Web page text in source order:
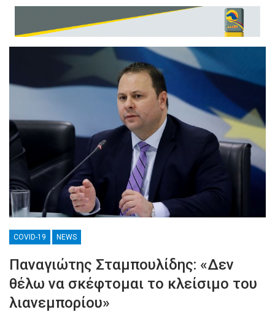
COVID-19 NEWS
Παναγιώτης Σταμπουλίδης: «Δεν
θέλω να σκέφτομαι το κλείσιμο του
λιανεμπορίου»